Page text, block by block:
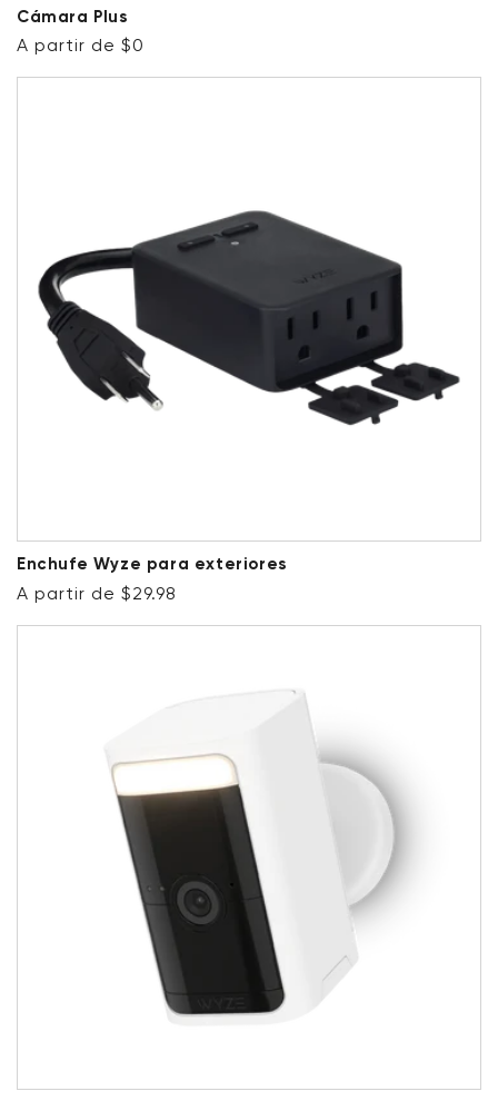
Cámara Plus
Precio habitual
Precio de oferta
A partir de $0
Enchufe Wyze para exteriores
Precio habitual
A partir de $29.98